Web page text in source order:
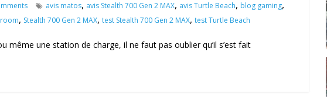
avis matos, avis Stealth 700 Gen 2 MAX, avis Turtle Beach, blog gaming,
, Stealth 700 Gen 2 MAX, test Stealth 700 Gen 2 MAX, test Turtle Beach
même une station de charge, il ne faut pas oublier qu’il s’est fait